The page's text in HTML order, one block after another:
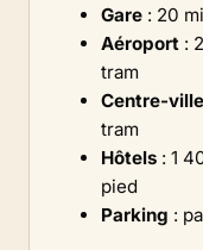
Gare : 20
Aéroport :
tram
Centre-ville
tram
Hôtels : 1
pied
Parking :